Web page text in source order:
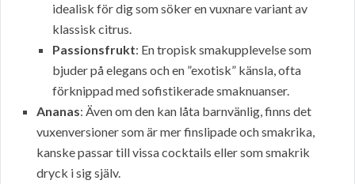
idealisk för dig som söker en vuxnare variant av
klassisk citrus.
Passionsfrukt: En tropisk smakupplevelse som
bjuder på elegans och en ”exotisk” känsla, ofta
förknippad med sofistikerade smaknuanser.
Ananas: Även om den kan låta barnvänlig, finns det
vuxenversioner som är mer finslipade och smakrika,
kanske passar till vissa cocktails eller som smakrik
dryck i sig själv.